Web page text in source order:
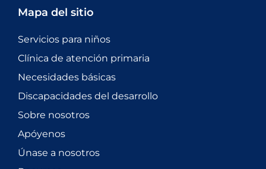
Mapa del sitio
Servicios para niños
Clínica de atención primaria
Necesidades básicas
Discapacidades del desarrollo
Sobre nosotros
Apóyenos
Únase a nosotros